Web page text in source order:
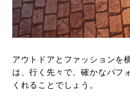
アウトドアとファッションを
は、行く先々で、確かなパフ
くれることでしょう。